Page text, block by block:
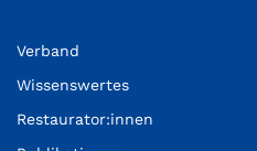
Verband
Wissenswertes
Restaurator:innen